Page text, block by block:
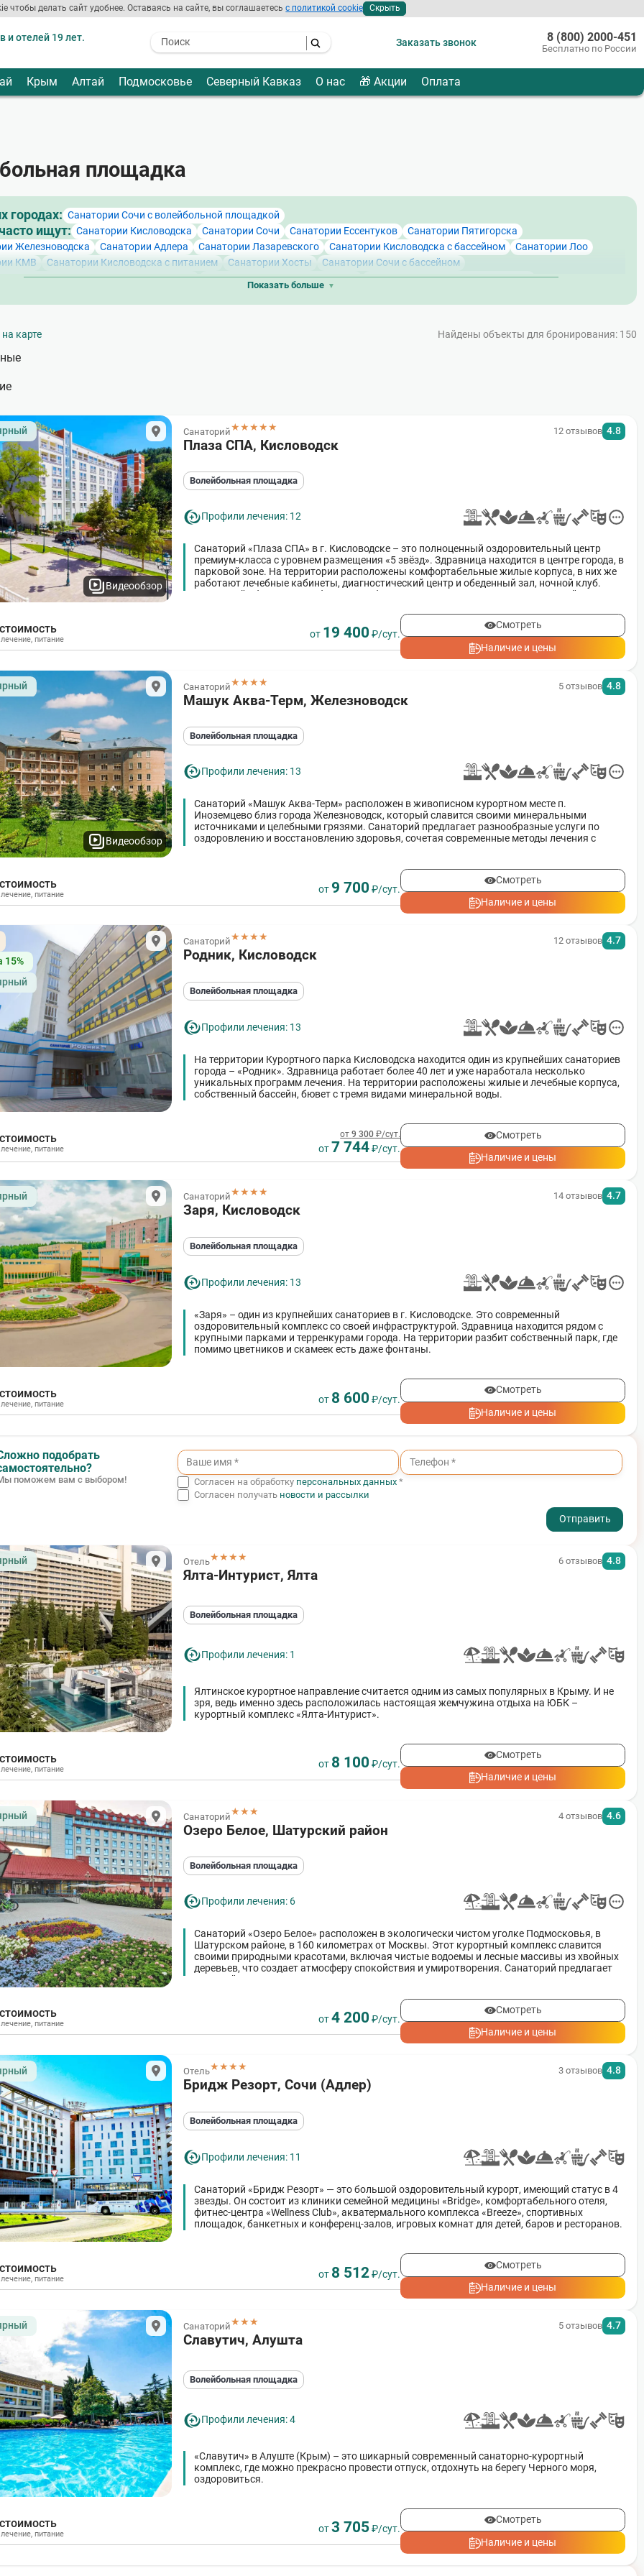
чтобы делать сайт удобнее. Оставаясь на сайте, вы соглашаетесьс политикой cookie Скрыть
и отелей 19 лет.
- I agree to the processing of my
Заказать звонок 8 (800) 2000-451
Бесплатно по России
Крым Алтай Подмосковье Северный Кавказ О нас 🎁 Акции Оплата
площадка
городах: Санатории Сочи с волейбольной площадкой
ищут: Санатории Кисловодска Санатории Сочи Санатории Ессентуков
Санатории Пятигорска
Железноводска
Санатории Адлера Санатории Лазаревского Санатории Кисловодска с бассейном
Санатории Лоо
КМВ
Санатории Кисловодска с питанием Санатории Хосты
Санатории Сочи с бассейном
Кисловодска недорогие и бюджетные
Лучшие санатории Кисловодска
Санатории Ставропольского края
Показать больше
карте Найдены объекты для бронирования: 150
Видеообзор
Санаторий★★★★★ 12 отзывов 4.8
Плаза СПА, Кисловодск
Волейбольная площадка
Профили лечения: 12
Санаторий «Плаза СПА» в г. Кисловодске – это полноценный оздоровительный центр
премиум-класса с уровнем размещения «5 звёзд». Здравница находится в центре города, в
парковой зоне. На территории расположены комфортабельные жилые корпуса, в них же
работают лечебные кабинеты, диагностический центр и обеденный зал, ночной клуб.
Санаторий оборудован собственным бюветом с четырьмя видами минеральной воды,
лечение, питание от 19 400 ₽/сут.
Смотреть
Наличие и цены
Видеообзор
Санаторий★★★★ 5 отзывов 4.8
Машук Аква-Терм, Железноводск
Волейбольная площадка
Профили лечения: 13
Санаторий «Машук Аква-Терм» расположен в живописном курортном месте п.
Иноземцево близ города Железноводск, который славится своими минеральными
источниками и целебными грязями. Санаторий предлагает разнообразные услуги по
оздоровлению и восстановлению здоровья, сочетая современные методы лечения с
лечение, питание от 9 700 ₽/сут.
Смотреть
Наличие и цены
15%
Санаторий★★★★ 12 отзывов 4.7
Родник, Кисловодск
Волейбольная площадка
Профили лечения: 13
На территории Курортного парка Кисловодска находится один из крупнейших санаториев
города – «Родник». Здравница работает более 40 лет и уже наработала несколько
уникальных программ лечения. На территории расположены жилые и лечебные корпуса,
собственный бассейн, бювет с тремя видами минеральной воды.
лечение, питание
от9 300 ₽/сут.
от7 744₽/сут.
Смотреть
Наличие и цены
Санаторий★★★★ 14 отзывов 4.7
Заря, Кисловодск
Волейбольная площадка
Профили лечения: 13
«Заря» – один из крупнейших санаториев в г. Кисловодске. Это современный
оздоровительный комплекс со своей инфраструктурой. Здравница находится рядом с
крупными парками и терренкурами города. На территории разбит собственный парк, где
помимо цветников и скамеек есть даже фонтаны.
лечение, питание от 8 600 ₽/сут.
Смотреть
Наличие и цены
подобрать
поможем вам с выбором! Согласен на обработку персональных данных*
Согласен получать новости и рассылки
Отель★★★★ 6 отзывов 4.8
Ялта-Интурист, Ялта
Волейбольная площадка
Профили лечения: 1
Ялтинское курортное направление считается одним из самых популярных в Крыму. И не
зря, ведь именно здесь расположилась настоящая жемчужина отдыха на ЮБК –
курортный комплекс «Ялта-Интурист».
лечение, питание от 8 100 ₽/сут.
Смотреть
Наличие и цены
Санаторий★★★ 4 отзывов 4.6
Озеро Белое, Шатурский район
Волейбольная площадка
Профили лечения: 6
Санаторий «Озеро Белое» расположен в экологически чистом уголке Подмосковья, в
Шатурском районе, в 160 километрах от Москвы. Этот курортный комплекс славится
своими природными красотами, включая чистые водоемы и лесные массивы из хвойных
деревьев, что создает атмосферу спокойствия и умиротворения. Санаторий предлагает
широкий спектр медицинских услуг, направленных на восстановление здоровья.
лечение, питание от4 200 ₽/сут.
Смотреть
Наличие и цены
Отель★★★★ 3 отзывов 4.8
Бридж Резорт, Сочи (Адлер)
Волейбольная площадка
Профили лечения: 11
Санаторий «Бридж Резорт» — это большой оздоровительный курорт, имеющий статус в 4
звезды. Он состоит из клиники семейной медицины «Bridge», комфортабельного отеля,
фитнес-центра «Wellness Club», акватермального комплекса «Breeze», спортивных
площадок, банкетных и конференц-залов, игровых комнат для детей, баров и ресторанов.
лечение, питание от 8 512₽/сут.
Смотреть
Наличие и цены
Санаторий★★★ 5 отзывов 4.7
Славутич, Алушта
Волейбольная площадка
Профили лечения: 4
«Славутич» в Алуште (Крым) – это шикарный современный санаторно-курортный
комплекс, где можно прекрасно провести отпуск, отдохнуть на берегу Черного моря,
оздоровиться.
лечение, питание от3 705₽/сут.
Смотреть
Наличие и цены